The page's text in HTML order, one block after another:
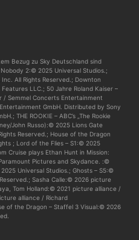
Bezug zu Sky Deutschland sind
2:© 2025 Universal Studios.;
All Rights Reserved.; Downton
LLC.; 50 Jahre Roland Kaiser –
/ Semmel Concerts Entertainment
GmbH. Distributed by Sony
THE ROOKIE – ABC’s „The Rookie
John Russo):© 2025 Lions Gate
Reserved.; House of the Dragon
; Lord of the Flies – S1:© 2025
Cruise plays Ethan Hunt in Mission:
Pictures and Skydance. :©
Universal Studios.; Ghosts – S5:©
Sasha Calle:© 2026 picture
Tom Holland:© 2021 picture alliance /
alliance / Richard
of the Dragon – Staffel 3 Visual:© 2026